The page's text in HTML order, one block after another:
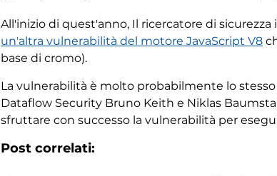
All'inizio di quest'anno, Il ricercatore di
un'altra vulnerabilità del motore JavaScript V8
base di cromo).
La vulnerabilità è molto probabilmente lo
Dataflow Security Bruno Keith e Niklas
sfruttare con successo la vulnerabilità per
Post correlati: